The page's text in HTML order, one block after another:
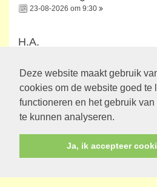
Deze website maakt gebruik
cookies om de website goed te
functioneren en het gebruik
te kunnen analyseren.
Ja, ik accepteer
23-08-2026 om 9:30
H.A.